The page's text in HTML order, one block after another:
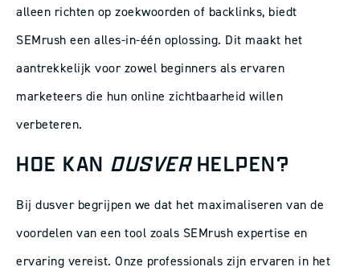
alleen richten op zoekwoorden of backlinks, biedt
SEMrush een alles-in-één oplossing. Dit maakt het
aantrekkelijk voor zowel beginners als ervaren
marketeers die hun online zichtbaarheid willen
verbeteren.
HOE KAN DUSVERHELPEN?
Bij dusver begrijpen we dat het maximaliseren van de
voordelen van een tool zoals SEMrush expertise en
ervaring vereist. Onze professionals zijn ervaren in het